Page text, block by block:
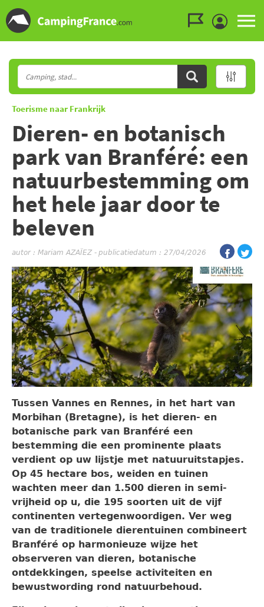
Toerisme naar Frankrijk
Dieren- en botanisch
park van Branféré: een
natuurbestemming om
het hele jaar door te
beleven
autor : Mariam AZAÏEZ- publicatiedatum : 27/04/2026
Tussen Vannes en Rennes, in het hart van
Morbihan (Bretagne), is het dieren- en
botanische park van Branféré een
bestemming die een prominente plaats
verdient op uw lijstje met natuuruitstapjes.
Op 45 hectare bos, weiden en tuinen
wachten meer dan 1.500 dieren in semi-
vrijheid op u, die 195 soorten uit de vijf
continenten vertegenwoordigen. Ver weg
van de traditionele dierentuinen combineert
Branféré op harmonieuze wijze het
observeren van dieren, botanische
ontdekkingen, speelse activiteiten en
bewustwording rond natuurbehoud.